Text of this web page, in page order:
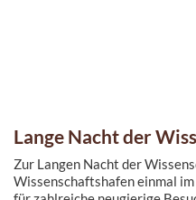
Lange Nacht der
Zur Langen Nacht der
Wissenschaftshafen einmal